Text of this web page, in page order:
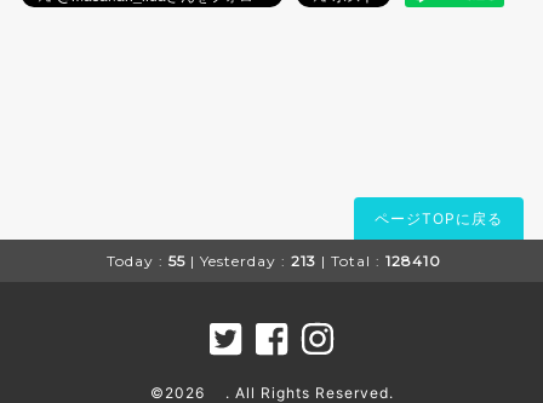
ページTOPに戻る
Today : 55 | Yesterday : 213 | Total : 128410
©2026 . All Rights Reserved.